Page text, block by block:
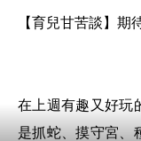
【育兒甘苦談】期
在上週有趣又好玩
是抓蛇、摸守宮、